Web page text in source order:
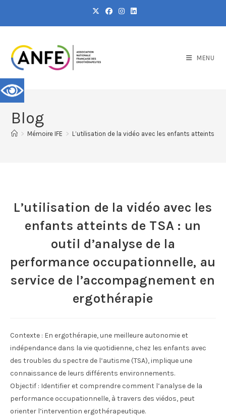
MENU
Blog
> Mémoire IFE > L’utilisation de la vidéo avec les enfants atteints
L’utilisation de la vidéo avec les
enfants atteints de TSA : un
outil d’analyse de la
performance occupationnelle, au
service de l’accompagnement en
ergothérapie
Contexte : En ergothérapie, une meilleure autonomie et
indépendance dans la vie quotidienne, chez les enfants avec
des troubles du spectre de l’autisme (TSA), implique une
connaissance de leurs différents environnements.
Objectif : Identifier et comprendre comment l’analyse de la
performance occupationnelle, à travers des viédos, peut
orienter l’intervention ergothérapeutique.